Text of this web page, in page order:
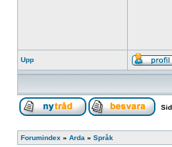
Upp
Forumindex » Arda » Språk